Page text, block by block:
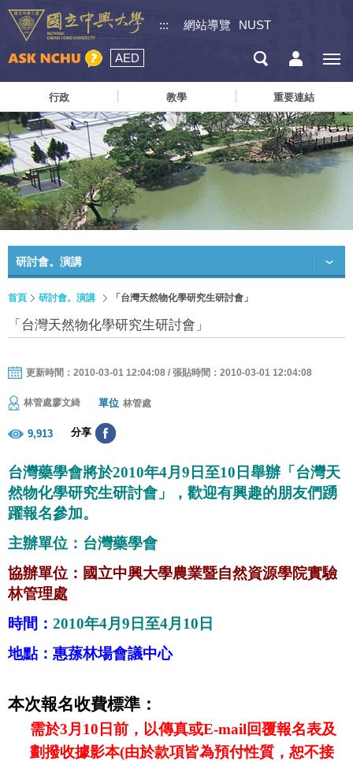
::: 網站導覽 NUST
AED
行政 教學 重要連結
研討會。演講
首頁 研討會。演講 「台灣天然物化學研究生研討會」
「台灣天然物化學研究生研討會」
更新時間：2010-03-01 12:04:08 / 張貼時間：2010-03-01 12:04:08
林管處廖文綺 單位 林管處
9,913 分享
台灣藥學會將於2010年4月 9 日至10 日舉辦「台灣天
然物化學研究生研討會」，歡迎有興趣的朋友們踴
躍報名參加。
主辦單位：台灣藥學會
協辦單位：國立中興大學農業暨自然資源學院實驗
林管理處
時間： 2010年4月 9 日至4月 10 日
地點：惠蓀林場會議中心
本次報名收費標準：
需於3月 10 日前，以傳真或E-mail回覆報名表及
劃撥收據影本(由於款項皆為預付性質，恕不接